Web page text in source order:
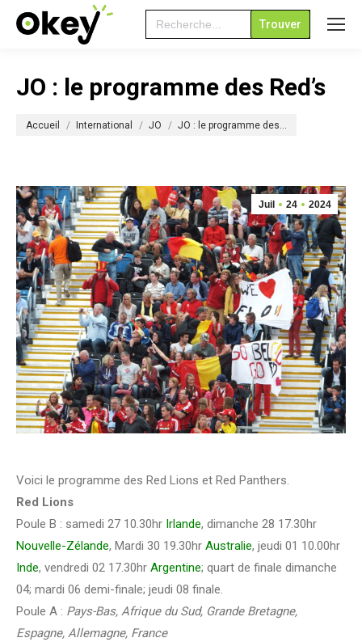
Search
for:
JO : le programme des Red’s
Accueil International JO JO : le programme des…
Juil 24 2024
Voici le programme des Red Lions et Red Panthers.
Red Lions
Poule B : samedi 27 10.30hr Irlande, dimanche 28 17.30hr
Nouvelle-Zélande, Mardi 30 19.30hr Australie, jeudi 01 10.00hr
Inde, vendredi 02 17.30hr Argentine; quart de finale dimanche
04; mardi 06 demi-finale; jeudi 08 finale.
Poule A : Pays-Bas, Afrique du Sud, Grande Bretagne,
Espagne, Allemagne, France